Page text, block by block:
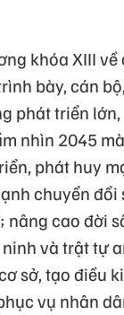
khóa XIII về
bày, cán
phát triển
nhìn 2045
phát huy
chuyển đổi
nâng cao đời
và trật tự
sở, tạo điều
vụ nhân